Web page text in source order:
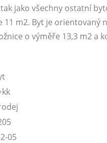
jako všechny ostatní
m2. Byt je
o výměře 13,3 m2
05